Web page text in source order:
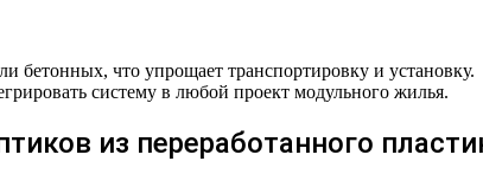
бетонных, что упрощает транспортировку и установку.
систему в любой проект модульного жилья.
из переработанного